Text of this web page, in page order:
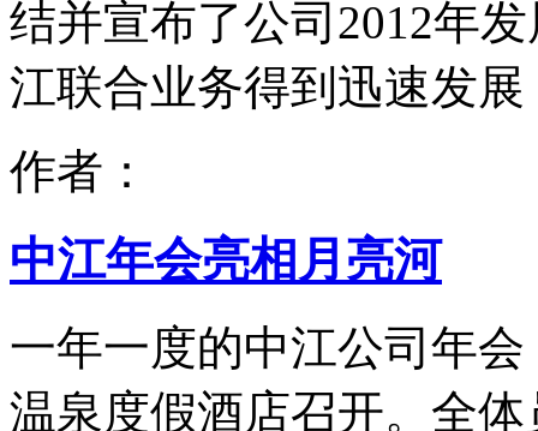
结并宣布了公司2012年
江联合业务得到迅速发
作者：
中江年会亮相月亮河
一年一度的中江公司年
温泉度假酒店召开。全